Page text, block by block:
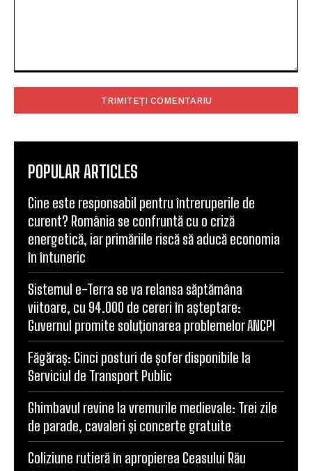
POPULAR ARTICLES
Cine este responsabil pentru întreruperile de
curent? România se confruntă cu o criză
energetică, iar primăriile riscă să aducă economia
în întuneric
Sistemul e-Terra se va relansa săptămâna
viitoare, cu 94.000 de cereri în așteptare:
Guvernul promite soluționarea problemelor ANCPI
Făgăraș: Cinci posturi de șofer disponibile la
Serviciul de Transport Public
Ghimbavul revine la vremurile medievale: Trei zile
de parade, cavaleri și concerte gratuite
Coliziune rutieră în apropierea Ceasului Rău